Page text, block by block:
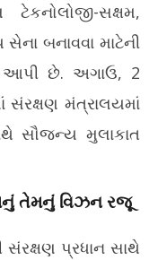
ટેકનોલોજી-સક્ષમ,
બનાવવા માટેની
આપી છે. અગાઉ, 2
સંરક્ષણ મંત્રાલયમાં
સૌજન્ય મુલાકાત
તેમનું વિઝન રજૂ
સંરક્ષણ પ્રધાન સાથે